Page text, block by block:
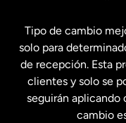
Estados
Estados
Tipo de cambio
solo para
de recepción. Esta
clientes y solo se
seguirán aplicando
cambio